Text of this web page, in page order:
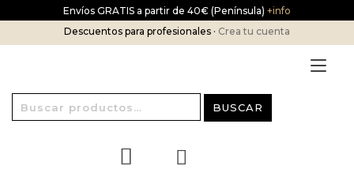
al
contenido
Envíos GRATIS a partir de 40€ (Península) +info
Descuentos para profesionales · Crea tu cuenta
Buscar
por:
BUSCAR